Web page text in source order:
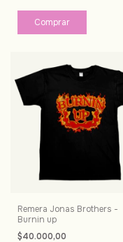
Comprar
Remera Jonas Brothers -
Burnin up
$40.000,00